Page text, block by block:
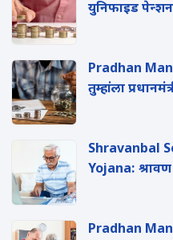
युन‍िफाइड पेन्शन
Pradhan
तुम्हांला
Shravanbal
Yojana: श्रावण
Pradhan